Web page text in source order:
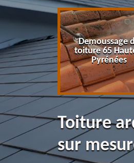
Hautes-
Demoussage
toiture 65
Pyrénées
Toiture
sur